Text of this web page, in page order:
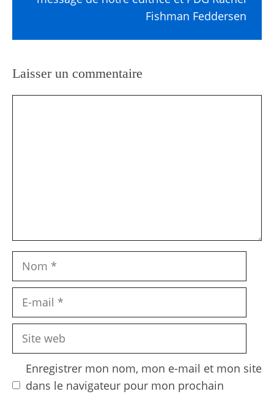
Fishman Feddersen
Laisser un commentaire
Nom
Site
Enregistrer mon nom, mon e-mail et mon site
dans le navigateur pour mon prochain